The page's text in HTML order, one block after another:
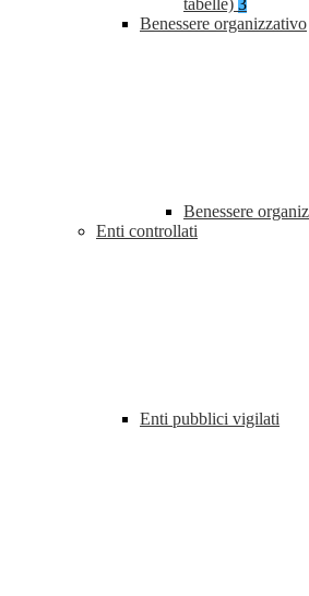
tabelle) 3
Benessere organizzativo
Benessere
Enti controllati
Enti pubblici vigilati